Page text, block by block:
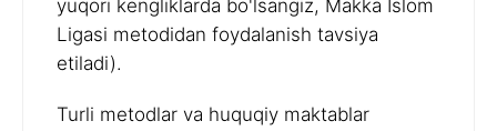
yuqori kengliklarda bo'lsangiz, Makka Islom
Ligasi metodidan foydalanish tavsiya
etiladi).
Turli metodlar va huquqiy maktablar